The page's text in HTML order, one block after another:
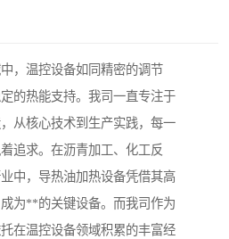
，温控设备如同精密的调节
的热能支持。我司一直专注于
从核心技术到生产实践，每一
追求。在沥青加工、化工反
中，导热油加热设备凭借其高
为**的关键设备。而我司作为
在温控设备领域积累的丰富经